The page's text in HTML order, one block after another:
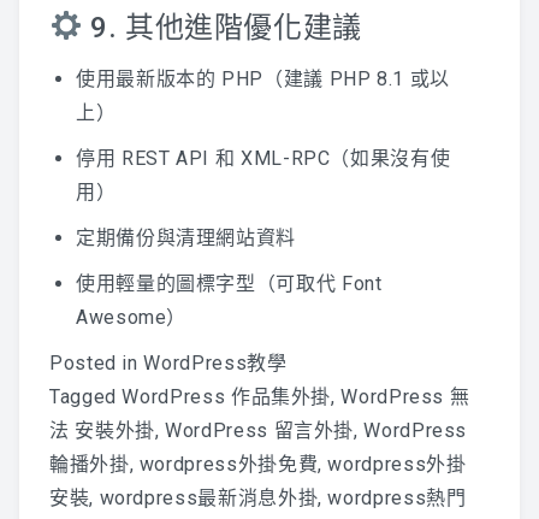
9. 其他進階優化建議
使用最新版本的 PHP（建議 PHP 8.1 或以
上）
停用 REST API 和 XML-RPC（如果沒有使
用）
定期備份與清理網站資料
使用輕量的圖標字型（可取代 Font
Awesome）
Posted inWordPress教學
TaggedWordPress 作品集外掛,WordPress 無
法 安裝外掛,WordPress 留言外掛,WordPress
輪播外掛, wordpress外掛免費,wordpress外掛
安裝, wordpress最新消息外掛,wordpress熱門